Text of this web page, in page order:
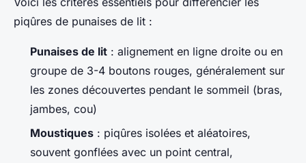
piqûres de punaises de lit :
Punaises de lit : alignement en ligne droite ou en
groupe de 3-4 boutons rouges, généralement sur
les zones découvertes pendant le sommeil (bras,
jambes, cou)
Moustiques : piqûres isolées et aléatoires,
souvent gonflées avec un point central,